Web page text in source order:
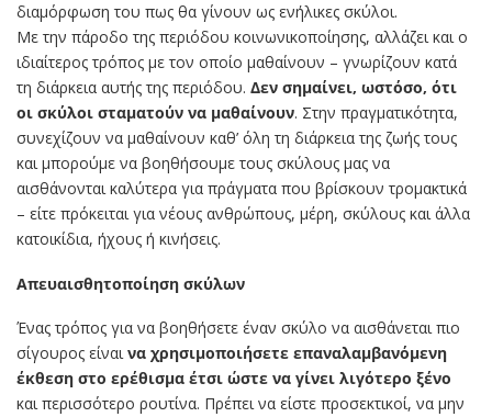
διαμόρφωση του πως θα γίνουν ως ενήλικες σκύλοι.
Με την πάροδο της περιόδου κοινωνικοποίησης, αλλάζει και ο
ιδιαίτερος τρόπος με τον οποίο μαθαίνουν – γνωρίζουν κατά
τη διάρκεια αυτής της περιόδου. Δεν σημαίνει, ωστόσο, ότι
οι σκύλοι σταματούν να μαθαίνουν. Στην πραγματικότητα,
συνεχίζουν να μαθαίνουν καθ’ όλη τη διάρκεια της ζωής τους
και μπορούμε να βοηθήσουμε τους σκύλους μας να
αισθάνονται καλύτερα για πράγματα που βρίσκουν τρομακτικά
– είτε πρόκειται για νέους ανθρώπους, μέρη, σκύλους και άλλα
κατοικίδια, ήχους ή κινήσεις.
Απευαισθητοποίηση σκύλων
Ένας τρόπος για να βοηθήσετε έναν σκύλο να αισθάνεται πιο
σίγουρος είναινα χρησιμοποιήσετε επαναλαμβανόμενη
έκθεση στο ερέθισμα έτσι ώστε να γίνει λιγότερο ξένο
και περισσότερο ρουτίνα. Πρέπει να είστε προσεκτικοί, να μην